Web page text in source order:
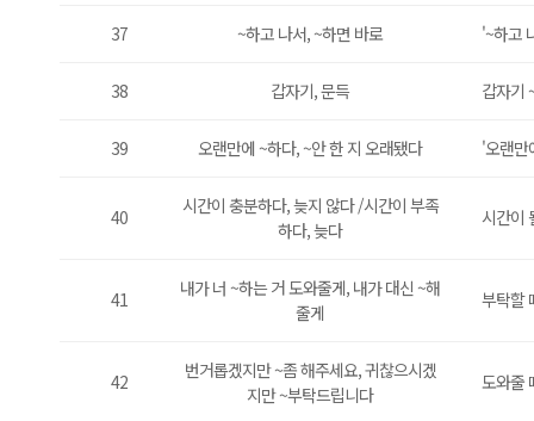
37 ~하고 나서, ~하면 바로 '~하고
38 갑자기, 문득 갑자기
39 오랜만에 ~하다, ~안 한 지 오래됐다 '오랜만
40
시간이 충분하다, 늦지 않다 /시간이 부족
하다, 늦다
시간이
41
내가 너 ~하는 거 도와줄게, 내가 대신 ~해
줄게
부탁할
42
번거롭겠지만 ~좀 해주세요, 귀찮으시겠
지만 ~부탁드립니다
도와줄